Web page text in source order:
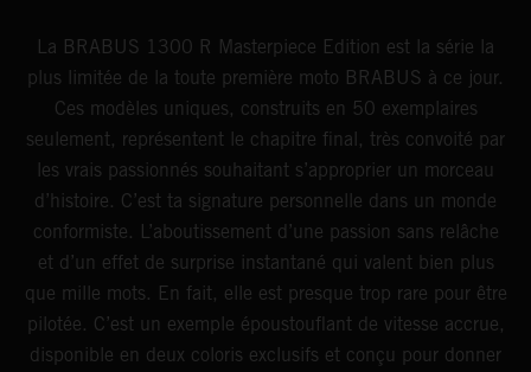
La BRABUS 1300 R Masterpiece Edition est la série la
plus limitée de la toute première moto BRABUS à ce jour.
Ces modèles uniques, construits en 50 exemplaires
seulement, représentent le chapitre final, très convoité par
les vrais passionnés souhaitant s’approprier un morceau
d’histoire. C’est ta signature personnelle dans un monde
conformiste. L’aboutissement d’une passion sans relâche
et d’un effet de surprise instantané qui valent bien plus
que mille mots. En fait, elle est presque trop rare pour être
pilotée. C’est un exemple époustouflant de vitesse accrue,
disponible en deux coloris exclusifs et conçu pour donner